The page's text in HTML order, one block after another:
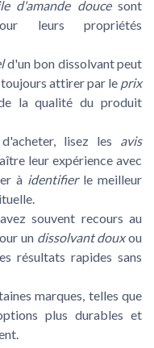
d'amande doucesont
leurs propriétés
d'un bon dissolvant peut
toujours attirer par le prix
la qualité du produit
lisez les avis
leur expérience avec
à identifierle meilleur
souvent recours au
un dissolvant douxou
résultats rapides sans
marques, telles que
plus durables et